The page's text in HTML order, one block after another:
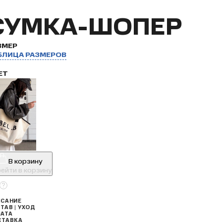
ШОПЕР
РАЗМЕРОВ
В корзину
в корзину
| УХОД